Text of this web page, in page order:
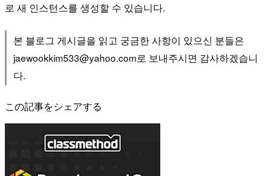
로 새 인스턴스를 생성할 수 있습니다.
본 블로그 게시글을 읽고 궁금한 사항이 있으신 분들은
jaewookkim533@yahoo.com로 보내주시면 감사하겠습니
다.
この記事をシェアする